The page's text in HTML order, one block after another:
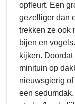
opfleurt. Een
gezelliger dan
trekken ze ook
bijen en
kijken.
minituin op
nieuwsgierig
een